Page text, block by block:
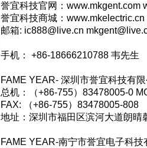
誉宜科技官网：www.mkgent.com
誉宜科技商城：
邮箱: ic888@live.cn
手机： +86-18666210788 韦先生
FAME YEAR- 深圳市誉宜科技有
总机：（+86-755）83478005-0
FAX: （+86-755）83478005-808
地址：深圳市福田区滨河大道朗晴
FAME YEAR-南宁市誉宜电子科